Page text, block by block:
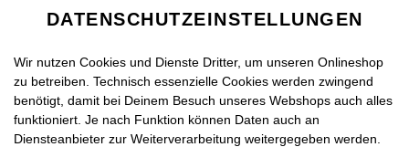
DATENSCHUTZEINSTELLUNGEN
Wir nutzen Cookies und Dienste Dritter, um unseren Onlineshop
zu betreiben. Technisch essenzielle Cookies werden zwingend
benötigt, damit bei Deinem Besuch unseres Webshops auch alles
funktioniert. Je nach Funktion können Daten auch an
Diensteanbieter zur Weiterverarbeitung weitergegeben werden.